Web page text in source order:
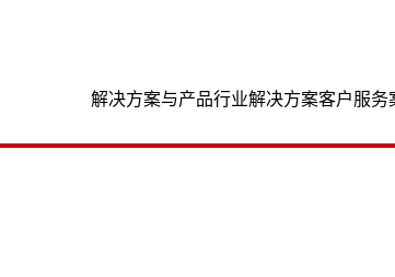
解决方案与产品行业解决方案客户服务